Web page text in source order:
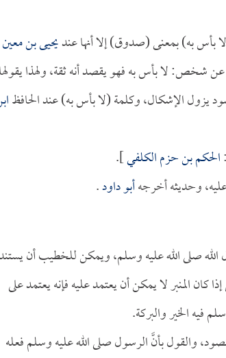
بأس به) بمعنى (صدوق) إلا أنها عنديحيى بن معين
عن شخص: لا بأس به فهو يقصد أنه ثقة، ولهذا
يزول الإشكال، وكلمة (لا بأس به) عند الحافظ
الحكم بن حزم الكلفي].
وحديثه أخرجهأبو داود.
صلى الله عليه وسلم، ويمكن للخطيب أن
كان المنبر لا يمكن أن يعتمد عليه فإنه يعتمد على
فيه الخير والبركة.
والقول بأنَّ الرسول صلى الله عليه وسلم فعله